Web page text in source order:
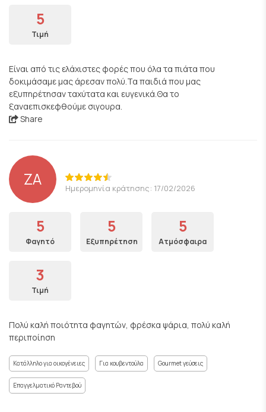
5
Τιμή
Είναι από τις ελάχιστες φορές που όλα τα πιάτα που
δοκιμάσαμε μας άρεσαν πολύ.Τα παιδιά που μας
εξυπηρέτησαν ταχύτατα και ευγενικά.Θα το
ξαναεπισκεφθούμε σιγουρα.
Share
ZA Ημερομηνία κράτησης: 17/02/2026
5
Φαγητό
5
Εξυπηρέτηση
5
Ατμόσφαιρα
3
Τιμή
Πολύ καλή ποιότητα φαγητών, φρέσκα ψάρια, πολύ καλή
περιποίηση
Κατάλληλο για οικογένειες Για κουβεντούλα Gourmet γεύσεις
Επαγγελματικό Ραντεβού